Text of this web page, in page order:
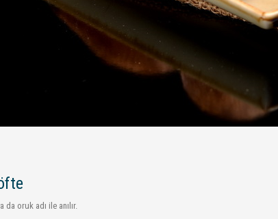
da oruk adı ile anılır.